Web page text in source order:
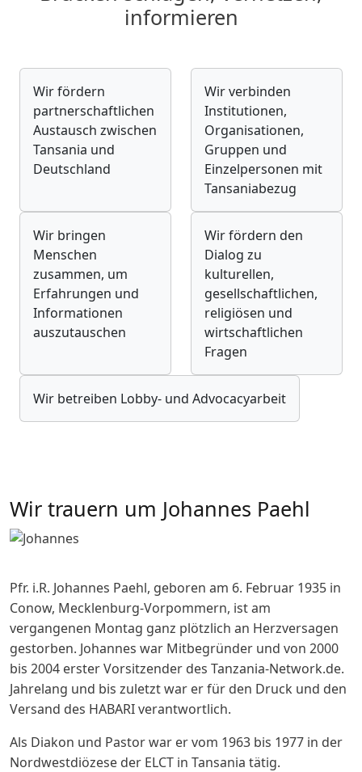
informieren
Wir fördern
partnerschaftlichen
Austausch zwischen
Tansania und
Deutschland
Wir verbinden
Institutionen,
Organisationen,
Gruppen und
Einzelpersonen mit
Tansaniabezug
Wir bringen
Menschen
zusammen, um
Erfahrungen und
Informationen
auszutauschen
Wir fördern den
Dialog zu
kulturellen,
gesellschaftlichen,
religiösen und
wirtschaftlichen
Fragen
Wir betreiben Lobby- und Advocacyarbeit
Wir trauern um Johannes Paehl
Pfr. i.R. Johannes Paehl, geboren am 6. Februar 1935 in
Conow, Mecklenburg-Vorpommern, ist am
vergangenen Montag ganz plötzlich an Herzversagen
gestorben. Johannes war Mitbegründer und von 2000
bis 2004 erster Vorsitzender des Tanzania-Network.de.
Jahrelang und bis zuletzt war er für den Druck und den
Versand des HABARI verantwortlich.
Als Diakon und Pastor war er vom 1963 bis 1977 in der
Nordwestdiözese der ELCT in Tansania tätig.